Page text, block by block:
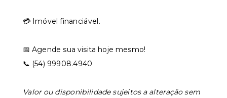
💳 Imóvel financiável.
📅 Agende sua visita hoje mesmo!
📞 (54) 99908.4940
Valor ou disponibilidade sujeitos a alteração sem